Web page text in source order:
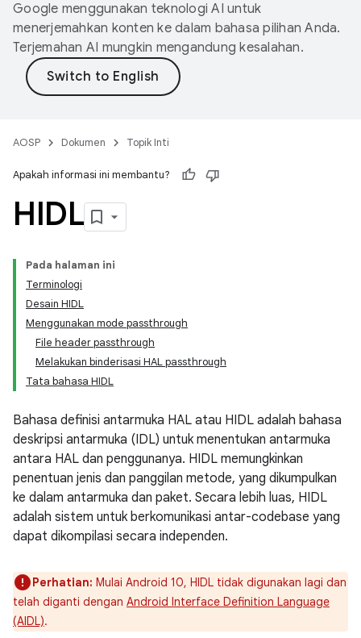
Google menggunakan teknologi AI untuk
menerjemahkan konten ke dalam bahasa pilihan Anda.
Terjemahan AI mungkin mengandung kesalahan.
AOSP Dokumen Topik Inti
Apakah informasi ini membantu?
HIDL
Pada halaman ini
Terminologi
Desain HIDL
Menggunakan mode passthrough
File header passthrough
Melakukan binderisasi HAL passthrough
Tata bahasa HIDL
Bahasa definisi antarmuka HAL atau HIDL adalah bahasa
deskripsi antarmuka (IDL) untuk menentukan antarmuka
antara HAL dan penggunanya. HIDL memungkinkan
penentuan jenis dan panggilan metode, yang dikumpulkan
ke dalam antarmuka dan paket. Secara lebih luas, HIDL
adalah sistem untuk berkomunikasi antar-codebase yang
dapat dikompilasi secara independen.
Perhatian: Mulai Android 10, HIDL tidak digunakan lagi dan
telah diganti dengan Android Interface Definition Language
(AIDL).